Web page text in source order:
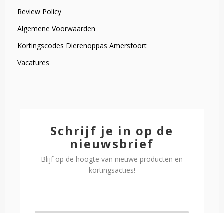
Review Policy
Algemene Voorwaarden
Kortingscodes Dierenoppas Amersfoort
Vacatures
Schrijf je in op de
nieuwsbrief
Blijf op de hoogte van nieuwe producten en
kortingsacties!